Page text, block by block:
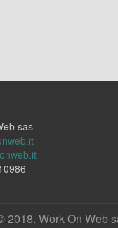
sas
2018. Work On Web